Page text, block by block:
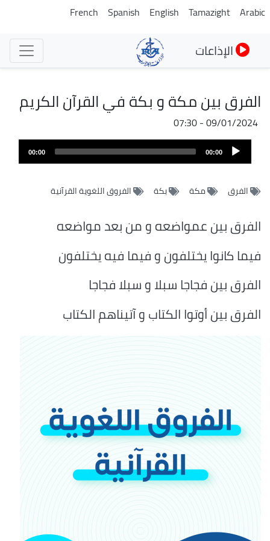
تجاوز
Arabic
Tamazight
English
Spanish
French
الإذاعات
الفرق بين مكة و بكة في القرآن الكريم
09/01/2024 - 07:30
ملف
الصوت
Audio
Player
00:00
00:00
الفرق مكة بكة الفروق اللغوية القرآنية
الفرق بين عمواضعه و من بعد مواضعه
فيما كانوا يختلفون و فيما فيه يختلفون
الفرق بين فجاجا سبلا و سبلا فجاجا
الفرق بين أوتوا الكتاب و آتيناهم الكتاب